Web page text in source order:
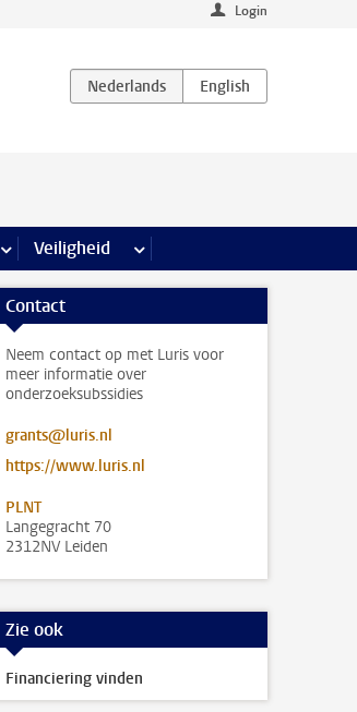
Login
meer Communicatie & Marketing pagina’s
Veiligheid meer Veiligheid pagina’s
Contact
Neem contact op met Luris voor
meer informatie over
onderzoeksubssidies
grants@luris.nl
https://www.luris.nl
PLNT
Langegracht 70
2312NV Leiden
Zie ook
Financiering vinden